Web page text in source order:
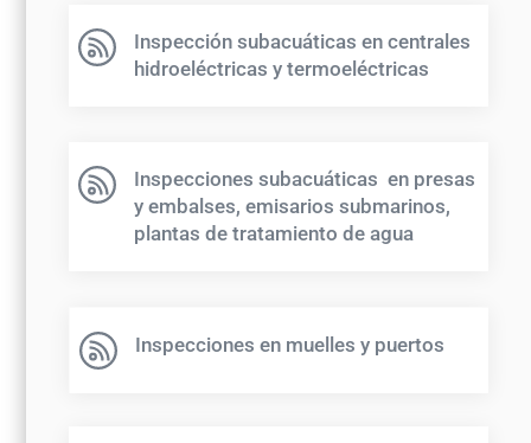
Inspección subacuáticas en centrales
hidroeléctricas y termoeléctricas
Inspecciones subacuáticas en presas
y embalses, emisarios submarinos,
plantas de tratamiento de agua
Inspecciones en muelles y puertos